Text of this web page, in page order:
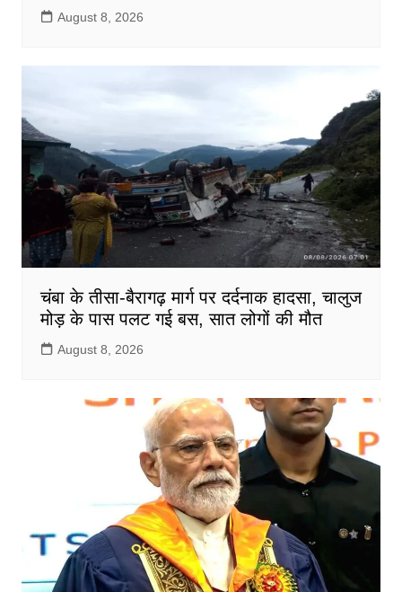
August 8, 2026
चंबा के तीसा-बैरागढ़ मार्ग पर दर्दनाक हादसा, चालुज
मोड़ के पास पलट गई बस, सात लोगों की मौत
August 8, 2026